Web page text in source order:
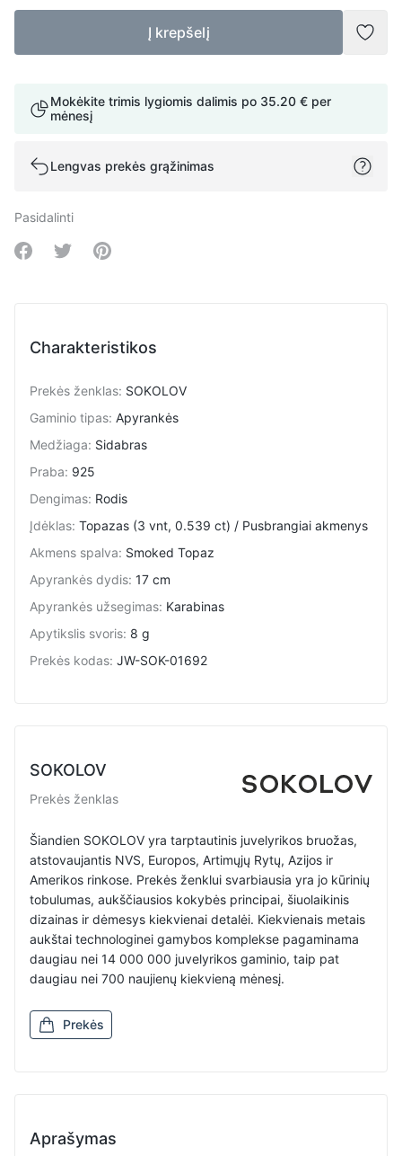
Į krepšelį
Mokėkite trimis lygiomis dalimis po 35.20 € per
mėnesį
Lengvas prekės grąžinimas
Pasidalinti
Share on Facebook
Share on Twitter
Share on Pinterest
Charakteristikos
Prekės ženklas: SOKOLOV
Gaminio tipas: Apyrankės
Medžiaga: Sidabras
Praba: 925
Dengimas: Rodis
Įdėklas: Topazas (3 vnt, 0.539 ct) / Pusbrangiai akmenys
Akmens spalva: Smoked Topaz
Apyrankės dydis: 17 cm
Apyrankės užsegimas: Karabinas
Apytikslis svoris: 8 g
Prekės kodas: JW-SOK-01692
SOKOLOV
Prekės ženklas
Šiandien SOKOLOV yra tarptautinis juvelyrikos bruožas,
atstovaujantis NVS, Europos, Artimųjų Rytų, Azijos ir
Amerikos rinkose. Prekės ženklui svarbiausia yra jo kūrinių
tobulumas, aukščiausios kokybės principai, šiuolaikinis
dizainas ir dėmesys kiekvienai detalėi. Kiekvienais metais
aukštai technologinei gamybos komplekse pagaminama
daugiau nei 14 000 000 juvelyrikos gaminio, taip pat
daugiau nei 700 naujienų kiekvieną mėnesį.
Prekės
Aprašymas